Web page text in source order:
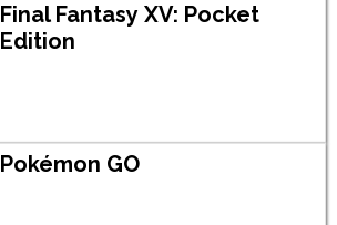
Final Fantasy XV: Pocket
Edition
Pokémon GO